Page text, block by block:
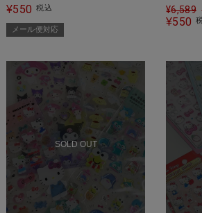
便対応＞
¥550 税込
メール便対応
ミニスカ
¥6,589
¥550
SOLD OUT